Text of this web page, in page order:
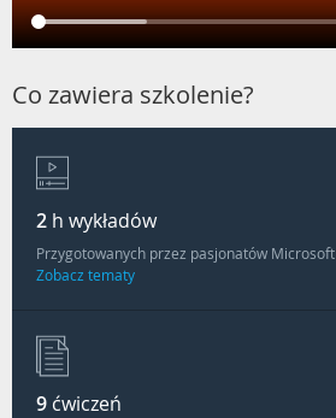
Co zawiera szkolenie?
2 h wykładów
Przygotowanych przez pasjonatów Microsoft
Zobacz tematy
9 ćwiczeń